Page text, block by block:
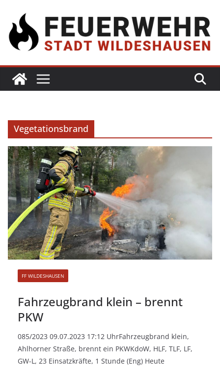
Vegetationsbrand
FF WILDESHAUSEN
Fahrzeugbrand klein – brennt
PKW
085/2023 09.07.2023 17:12 UhrFahrzeugbrand klein,
Ahlhorner Straße, brennt ein PKWKdoW, HLF, TLF, LF,
GW-L, 23 Einsatzkräfte, 1 Stunde (Eng) Heute